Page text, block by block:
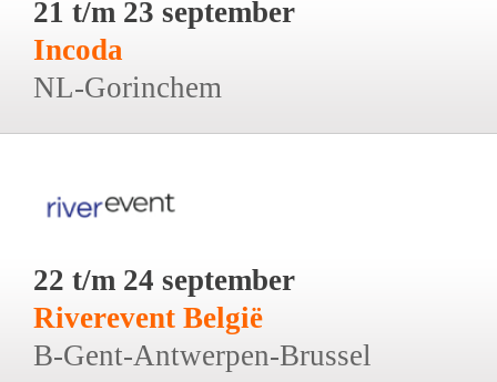
21 t/m 23 september
Incoda
NL-Gorinchem
22 t/m 24 september
Riverevent België
B-Gent-Antwerpen-Brussel